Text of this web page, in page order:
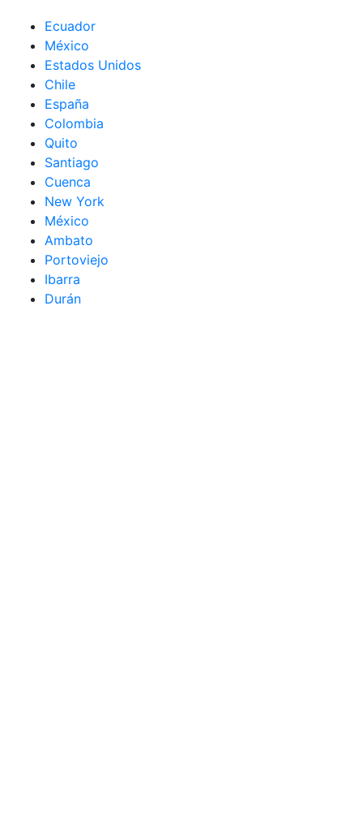
Ecuador
México
Estados Unidos
Chile
España
Colombia
Quito
Santiago
Cuenca
New York
México
Ambato
Portoviejo
Ibarra
Durán